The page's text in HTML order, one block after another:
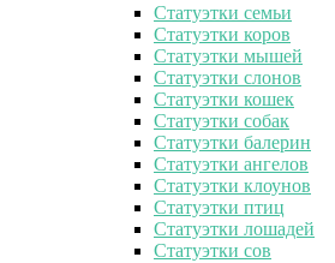
Статуэтки семьи
Статуэтки коров
Статуэтки мышей
Статуэтки слонов
Статуэтки кошек
Статуэтки собак
Статуэтки балерин
Статуэтки ангелов
Статуэтки клоунов
Статуэтки птиц
Статуэтки лошадей
Статуэтки сов